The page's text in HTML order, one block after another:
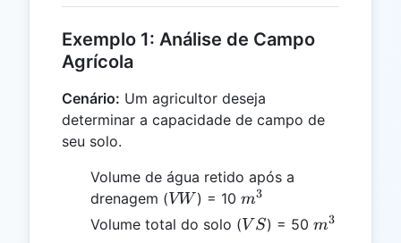
Exemplo 1: Análise de Campo
Agrícola
Cenário: Um agricultor deseja
determinar a capacidade de campo de
seu solo.
Volume de água retido após a
drenagem (VW
VW ) = 10 m^3
m3
Volume total do solo (VS
V S) = 50m^3
m3